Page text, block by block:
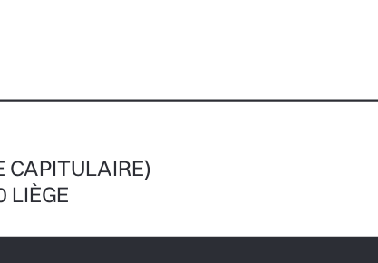
CAPITULAIRE)
LIÈGE